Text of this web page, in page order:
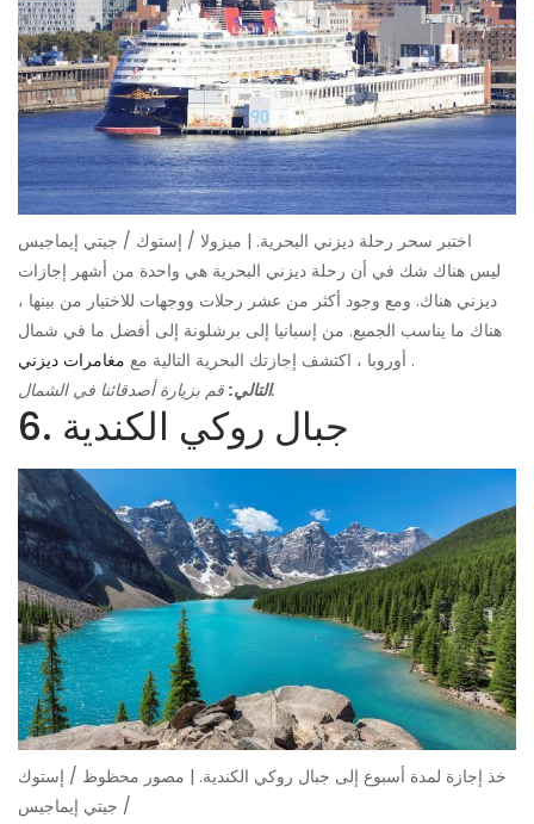
اختبر سحر رحلة ديزني البحرية. | ميزولا / إستوك / جيتي إيماجيس
ليس هناك شك في أن رحلة ديزني البحرية هي واحدة من أشهر إجازات
ديزني هناك. ومع وجود أكثر من عشر رحلات ووجهات للاختيار من بينها ،
هناك ما يناسب الجميع. من إسبانيا إلى برشلونة إلى أفضل ما في شمال
أوروبا ، اكتشف إجازتك البحرية التالية مع مغامرات ديزني
.
التالي:قم بزيارة أصدقائنا في الشمال.
6. جبال روكي الكندية
خذ إجازة لمدة أسبوع إلى جبال روكي الكندية. | مصور محظوظ / إستوك
/ جيتي إيماجيس